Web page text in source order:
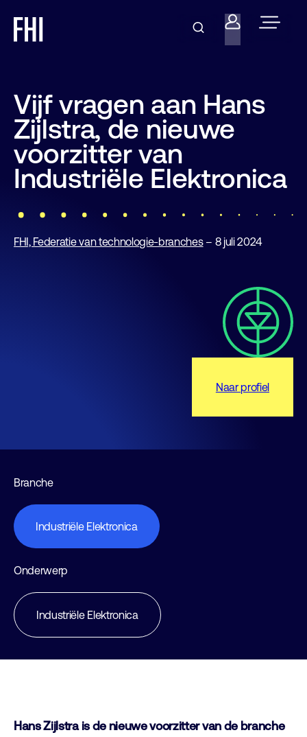
Vijf vragen aan Hans
Zijlstra, de nieuwe
voorzitter van
Industriële Elektronica
FHI, Federatie van technologie-branches– 8 juli 2024
Naar profiel
Branche
Industriële Elektronica
Onderwerp
Industriële Elektronica
Hans Zijlstra is de nieuwe voorzitter van de branche